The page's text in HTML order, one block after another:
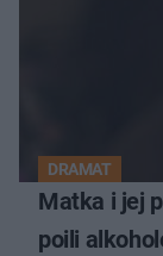
DRAMAT
Matka i jej
poili